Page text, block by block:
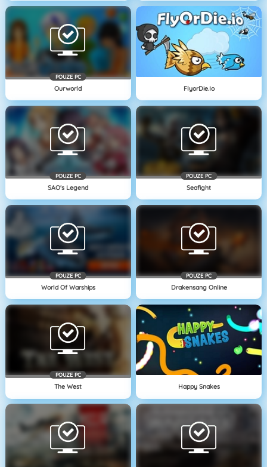
POUZE PC
Ourworld FlyorDie.io
POUZE PC
SAO's Legend
POUZE PC
Seafight
POUZE PC
World Of Warships
POUZE PC
Drakensang Online
POUZE PC
The West Happy Snakes